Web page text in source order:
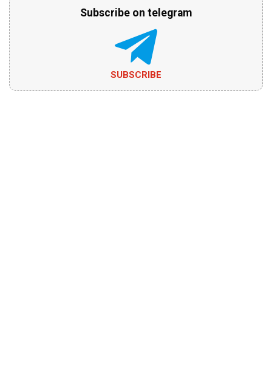
Subscribe on telegram
SUBSCRIBE